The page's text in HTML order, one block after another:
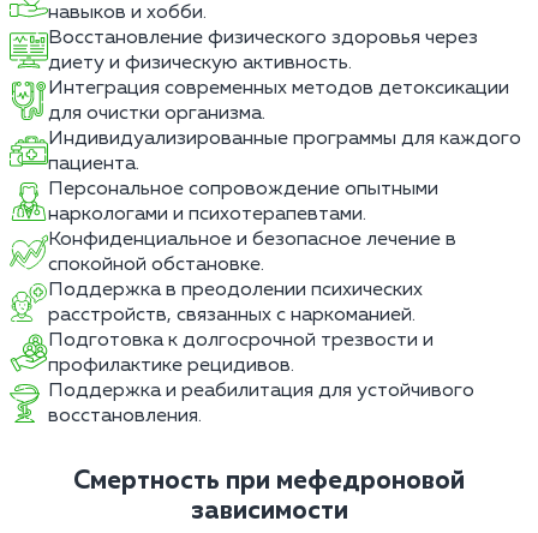
навыков и хобби.
Восстановление физического здоровья через
диету и физическую активность.
Интеграция современных методов детоксикации
для очистки организма.
Индивидуализированные программы для каждого
пациента.
Персональное сопровождение опытными
наркологами и психотерапевтами.
Конфиденциальное и безопасное лечение в
спокойной обстановке.
Поддержка в преодолении психических
расстройств, связанных с наркоманией.
Подготовка к долгосрочной трезвости и
профилактике рецидивов.
Поддержка и реабилитация для устойчивого
восстановления.
Смертность при мефедроновой
зависимости